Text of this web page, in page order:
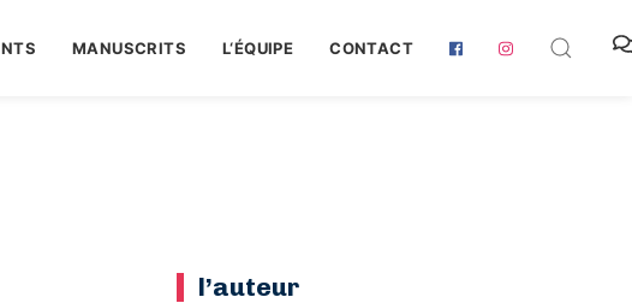
MANUSCRITS L‘ÉQUIPE CONTACT
l’auteur